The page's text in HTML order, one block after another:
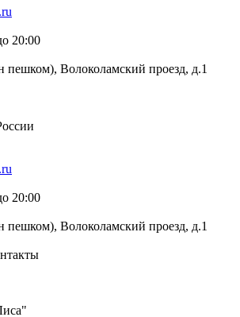
20:00
Волоколамский проезд, д.1
20:00
Волоколамский проезд, д.1